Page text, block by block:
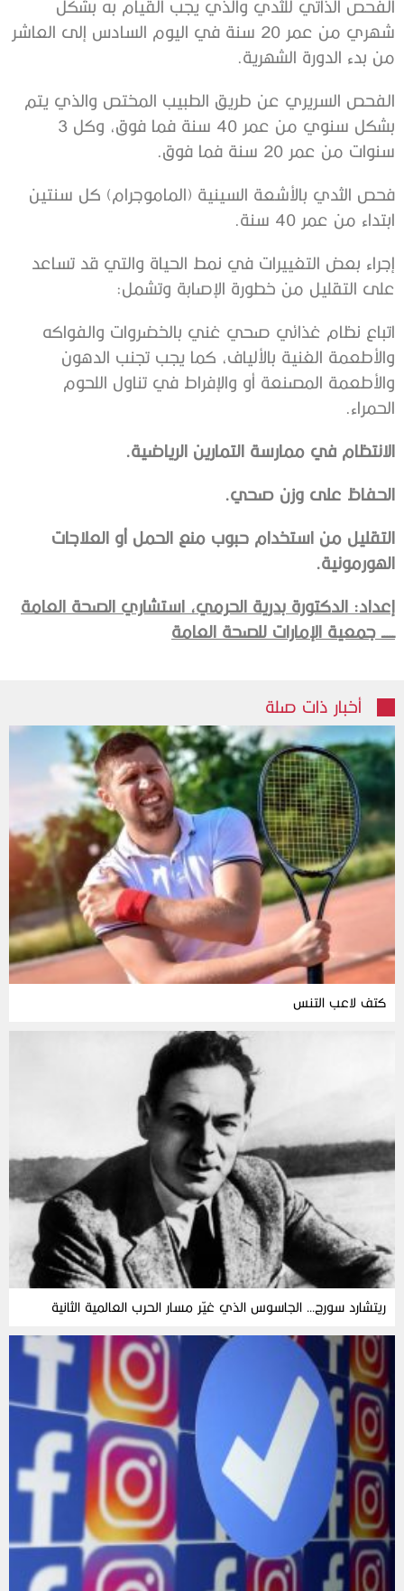
الفحص الذاتي للثدي والذي يجب القيام به بشكل
شهري من عمر 20 سنة في اليوم السادس إلى العاشر
من بدء الدورة الشهرية.
الفحص السريري عن طريق الطبيب المختص والذي يتم
بشكل سنوي من عمر 40 سنة فما فوق، وكل 3
سنوات من عمر 20 سنة فما فوق.
فحص الثدي بالأشعة السينية (الماموجرام) كل سنتين
ابتداء من عمر 40 سنة.
إجراء بعض التغييرات في نمط الحياة والتي قد تساعد
على التقليل من خطورة الإصابة وتشمل:
اتباع نظام غذائي صحي غني بالخضروات والفواكه
والأطعمة الغنية بالألياف، كما يجب تجنب الدهون
والأطعمة المصنعة أو والإفراط في تناول اللحوم
الحمراء.
الانتظام في ممارسة التمارين الرياضية.
الحفاظ على وزن صحي.
التقليل من استخدام حبوب منع الحمل أو العلاجات
الهورمونية.
إعداد: الدكتورة بدرية الحرمي، استشاري الصحة العامة
ـــــ جمعية الإمارات للصحة العامة
أخبار ذات صلة
كتف لاعب التنس
ريتشارد سورج… الجاسوس الذي غيّر مسار الحرب العالمية الثانية